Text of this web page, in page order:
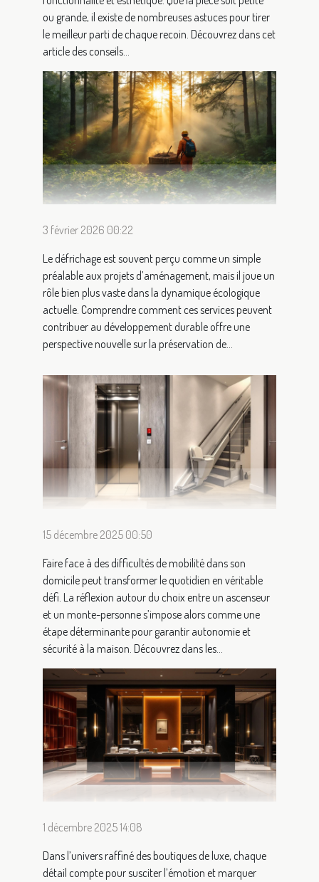
ou grande, il existe de nombreuses astuces pour tirer
le meilleur parti de chaque recoin. Découvrez dans cet
article des conseils...
3 février 2026 00:22
Le défrichage est souvent perçu comme un simple
préalable aux projets d’aménagement, mais il joue un
rôle bien plus vaste dans la dynamique écologique
actuelle. Comprendre comment ces services peuvent
contribuer au développement durable offre une
perspective nouvelle sur la préservation de...
15 décembre 2025 00:50
Faire face à des difficultés de mobilité dans son
domicile peut transformer le quotidien en véritable
défi. La réflexion autour du choix entre un ascenseur
et un monte-personne s’impose alors comme une
étape déterminante pour garantir autonomie et
sécurité à la maison. Découvrez dans les...
1 décembre 2025 14:08
Dans l’univers raffiné des boutiques de luxe, chaque
détail compte pour susciter l’émotion et marquer